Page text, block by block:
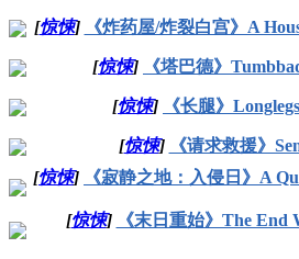
[惊悚] 《炸药屋/炸裂白宫》A
[惊悚] 《塔巴德》
[惊悚] 《长腿》
[惊悚]
《请求救援》
[惊悚]
《寂静之地：入侵日》A
[惊悚]
《末日重始》The End